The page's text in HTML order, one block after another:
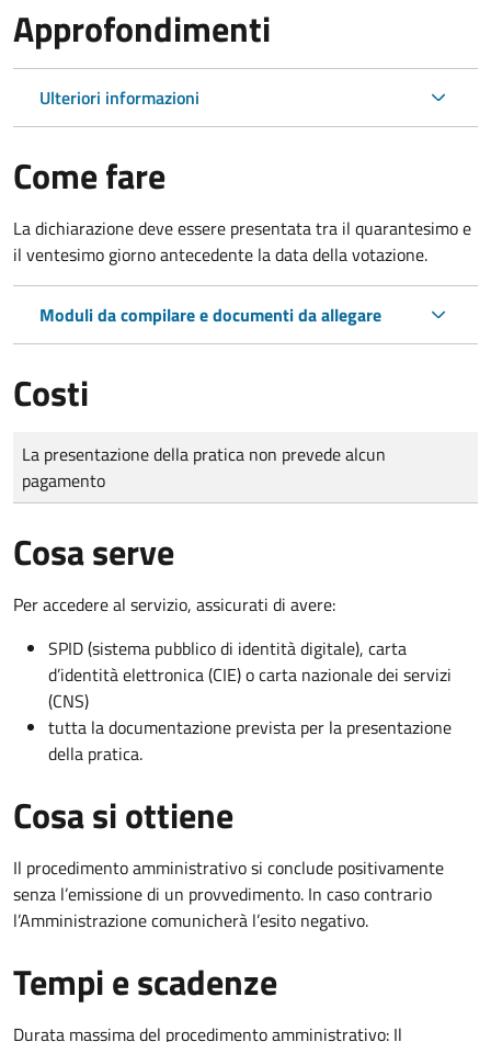
Approfondimenti
Ulteriori informazioni
Come fare
La dichiarazione deve essere presentata tra il quarantesimo e
il ventesimo giorno antecedente la data della votazione.
Moduli da compilare e documenti da allegare
Costi
Tipo di pagamento
Importo
La presentazione della pratica non prevede alcun
pagamento
Cosa serve
Per accedere al servizio, assicurati di avere:
SPID (sistema pubblico di identità digitale), carta
d’identità elettronica (CIE) o carta nazionale dei servizi
(CNS)
tutta la documentazione prevista per la presentazione
della pratica.
Cosa si ottiene
Il procedimento amministrativo si conclude positivamente
senza l’emissione di un provvedimento. In caso contrario
l’Amministrazione comunicherà l’esito negativo.
Tempi e scadenze
Durata massima del procedimento amministrativo: Il